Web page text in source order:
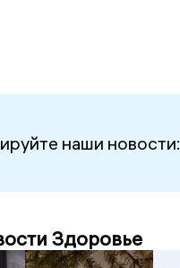
наши новости:
Здоровье